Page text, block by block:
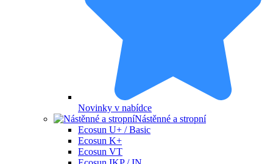
Novinky v nabídce
Nástěnné a stropní
Ecosun U+ / Basic
Ecosun K+
Ecosun VT